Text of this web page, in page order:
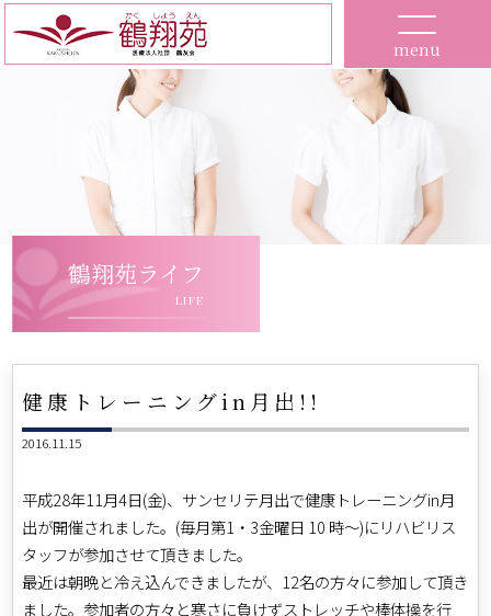
menu
鶴翔苑ライフ
LIFE
健康トレーニングin月出!!
2016.11.15
平成28年11月4日(金)、サンセリテ月出で健康トレーニングin月
出が開催されました。(毎月第1・3金曜日 10 時～)にリハビリス
タッフが参加させて頂きました。
最近は朝晩と冷え込んできましたが、12名の方々に参加して頂き
ました。参加者の方々と寒さに負けずストレッチや棒体操を行